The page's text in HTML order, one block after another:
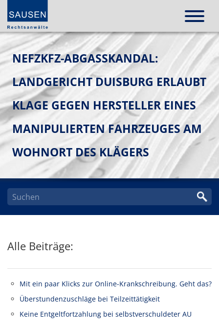
NEFZKFZ-ABGASSKANDAL:
LANDGERICHT DUISBURG ERLAUBT
KLAGE GEGEN HERSTELLER EINES
MANIPULIERTEN FAHRZEUGES AM
WOHNORT DES KLÄGERS
Alle Beiträge:
Mit ein paar Klicks zur Online-Krankschreibung. Geht das?
Überstundenzuschläge bei Teilzeittätigkeit
Keine Entgeltfortzahlung bei selbstverschuldeter AU